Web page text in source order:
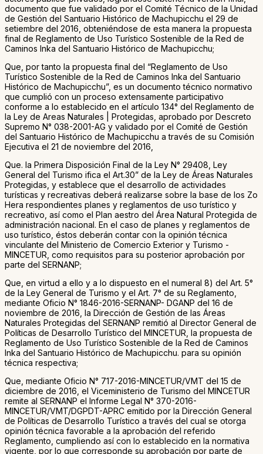
documento que fue validado por el Comité Técnico de la Unidad
de Gestión del Santuario Histórico de Machupicchu el 29 de
setiembre del 2016, obteniéndose de esta manera la propuesta
final de Reglamento de Uso Turístico Sostenible de la Red de
Caminos Inka del Santuario Histórico de Machupicchu;
Que, por tanto la propuesta final del “Reglamento de Uso
Turístico Sostenible de la Red de Caminos Inka del Santuario
Histórico de Machupicchu”, es un documento técnico normativo
que cumplió con un proceso extensamente participativo
conforme a lo establecido en el artículo 134° del Reglamento de
la Ley de Areas Naturales | Protegidas, aprobado por Descreto
Supremo N° 038-2001-AG y validado por el Comité de Gestión
del Santuario Histórico de Machupicchu a través de su Comisión
Ejecutiva el 21 de noviembre del 2016,
Que. la Primera Disposición Final de la Ley N° 29408, Ley
General del Turismo ifica el Art.30” de la Ley de Áreas Naturales
Protegidas, y establece que el desarrollo de actividades
turísticas y recreativas deberá realizarse sobre la base de los Zo
Hera respondientes planes y reglamentos de uso turístico y
recreativo, así como el Plan aestro del Área Natural Protegida de
administración nacional. En el caso de planes y reglamentos de
uso turístico, éstos deberán contar con la opinión técnica
vinculante del Ministerio de Comercio Exterior y Turismo -
MINCETUR, como requisitos para su posterior aprobación por
parte del SERNANP;
Que, en virtud a ello y a lo dispuesto en el numeral 8) del Art. 5°
de la Ley General de Turismo y el Art. 7° de su Reglamento,
mediante Oficio N° 1846-2016-SERNANP- DGANP del 16 de
noviembre de 2016, la Dirección de Gestión de las Áreas
Naturales Protegidas del SERNANP remitió al Director General de
Políticas de Desarrollo Turístico del MINCETUR, la propuesta de
Reglamento de Uso Turístico Sostenible de la Red de Caminos
Inka del Santuario Histórico de Machupicchu. para su opinión
técnica respectiva;
Que, mediante Oficio N° 717-2016-MINCETUR/VMT del 15 de
diciembre de 2016, el Viceministerio de Turismo del MINCETUR
remite al SERNANP el Informe Legal N° 370-2016-
MINCETUR/VMT/DGPDT-APRC emitido por la Dirección General
de Políticas de Desarrollo Turístico a través del cual se otorga
opinión técnica favorable a la aprobación del referido
Reglamento, cumpliendo así con lo establecido en la normativa
vigente, por lo que corresponde su aprobación por parte de